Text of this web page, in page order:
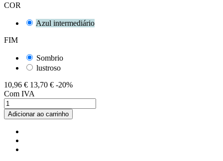
COR
Azul intermediário
FIM
Sombrio
lustroso
10,96 € 13,70 € -20%
Com IVA
Adicionar ao carrinho